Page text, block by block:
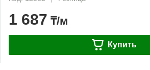
1 687 ₸/м
Купить